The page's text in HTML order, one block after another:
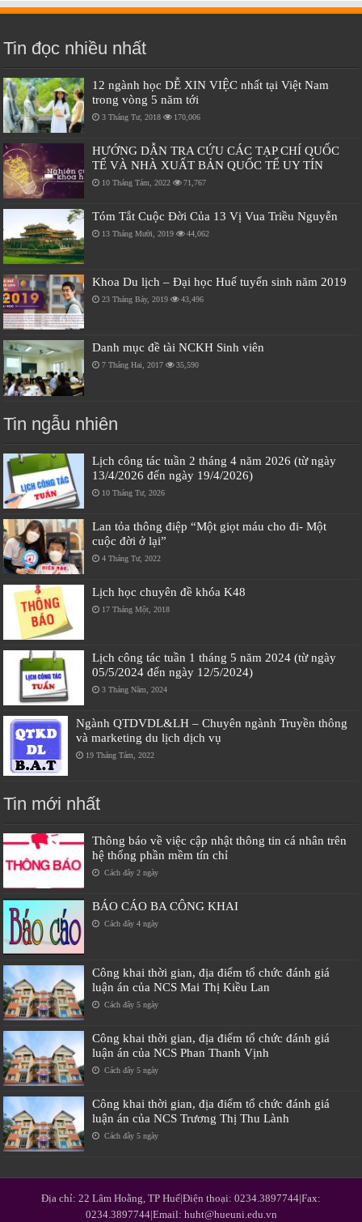
Tin đọc nhiều nhất
12 ngành học DỄ XIN VIỆC nhất tại Việt Nam
trong vòng 5 năm tới
3 Tháng Tư, 2018 170,006
HƯỚNG DẪN TRA CỨU CÁC TẠP CHÍ QUỐC
TẾ VÀ NHÀ XUẤT BẢN QUỐC TẾ UY TÍN
10 Tháng Tám, 2022 71,767
Tóm Tắt Cuộc Đời Của 13 Vị Vua Triều Nguyễn
13 Tháng Mười, 2019 44,062
Khoa Du lịch – Đại học Huế tuyển sinh năm 2019
23 Tháng Bảy, 2019 43,496
Danh mục đề tài NCKH Sinh viên
7 Tháng Hai, 2017 35,590
Tin ngẫu nhiên
Lịch công tác tuần 2 tháng 4 năm 2026 (từ ngày
13/4/2026 đến ngày 19/4/2026)
10 Tháng Tư, 2026
Lan tỏa thông điệp “Một giọt máu cho đi- Một
cuộc đời ở lại”
4 Tháng Tư, 2022
Lịch học chuyên đề khóa K48
17 Tháng Một, 2018
Lịch công tác tuần 1 tháng 5 năm 2024 (từ ngày
05/5/2024 đến ngày 12/5/2024)
3 Tháng Năm, 2024
Ngành QTDVDL&LH – Chuyên ngành Truyền thông
và marketing du lịch dịch vụ
19 Tháng Tám, 2022
Tin mới nhất
Thông báo về việc cập nhật thông tin cá nhân trên
hệ thống phần mềm tín chỉ
Cách đây 2 ngày
BÁO CÁO BA CÔNG KHAI
Cách đây 4 ngày
Công khai thời gian, địa điểm tổ chức đánh giá
luận án của NCS Mai Thị Kiều Lan
Cách đây 5 ngày
Công khai thời gian, địa điểm tổ chức đánh giá
luận án của NCS Phan Thanh Vịnh
Cách đây 5 ngày
Công khai thời gian, địa điểm tổ chức đánh giá
luận án của NCS Trương Thị Thu Lành
Cách đây 5 ngày
Địa chỉ: 22 Lâm Hoằng, TP Huế|Điện thoại: 0234.3897744|Fax:
0234.3897744|Email: huht@hueuni.edu.vn